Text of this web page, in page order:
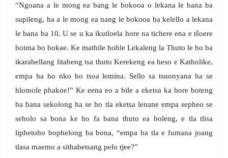
“Ngoana a le mong ea bang le bokooa o lekana le bana ba
supileng, ha a le mong ea nang le bokooa ba kelello a lekana
le bana ba 10. U se u ka ikutloela hore na tichere ena e tšoere
boima bo bokae. Ke mathile hohle Lekaleng la Thuto le ho ba
ikarabellang litabeng tsa thuto Kerekeng ea heso e Katholike,
empa ha ho nko ho tsoa lemina. Sello sa tsuonyana ha se
hlomole phakoe!” Ke eena eo a bile a eketsa ka hore boteng
ba bana sekolong ha se ho tla eketsa lenane empa sepheo se
seholo sa bona ke ho fa bana thuto ea boleng, e tla tlisa
liphetoho bophelong ba bona, “empa ba tla e fumana joang
tlasa maemo a sithabetsang pelo tjee?”